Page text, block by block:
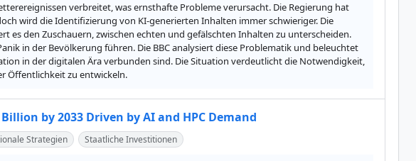
verbreitet, was ernsthafte Probleme verursacht. Die Regierung hat
wird die Identifizierung von KI-generierten Inhalten immer schwieriger. Die
es den Zuschauern, zwischen echten und gefälschten Inhalten zu unterscheiden.
in der Bevölkerung führen. Die BBC analysiert diese Problematik und beleuchtet
in der digitalen Ära verbunden sind. Die Situation verdeutlicht die Notwendigkeit,
Öffentlichkeit zu entwickeln.
by 2033 Driven by AI and HPC Demand
Strategien Staatliche Investitionen